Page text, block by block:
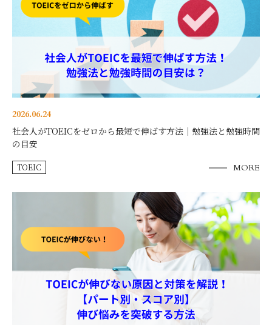
2026.06.24
社会人がTOEICをゼロから最短で伸ばす方法｜勉強法と勉強時間
の目安
TOEIC MORE